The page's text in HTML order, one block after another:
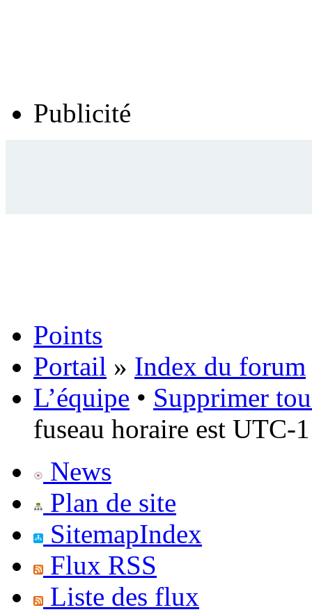
Publicité
Points
Portail » Index du forum
L’équipe • Supprimer
fuseau horaire est UTC-
News
Plan de site
SitemapIndex
Flux RSS
Liste des flux